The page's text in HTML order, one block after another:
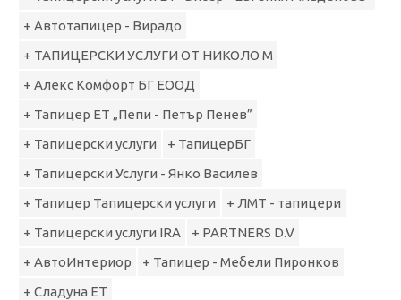
+ Автотапицер - Вирадо
+ ТАПИЦЕРСКИ УСЛУГИ ОТ НИКОЛО М
+ Алекс Комфорт БГ ЕООД
+ Тапицер ЕТ „Пепи - Петър Пенев”
+ Тапицерски услуги
+ ТапицерБГ
+ Тапицерски Услуги - Янко Василев
+ Тапицер Тапицерски услуги
+ ЛМТ - тапицери
+ Тапицерски услуги IRA
+ PARTNERS D.V
+ АвтоИнтериор
+ Тапицер - Мебели Пиронков
+ Сладуна ЕТ